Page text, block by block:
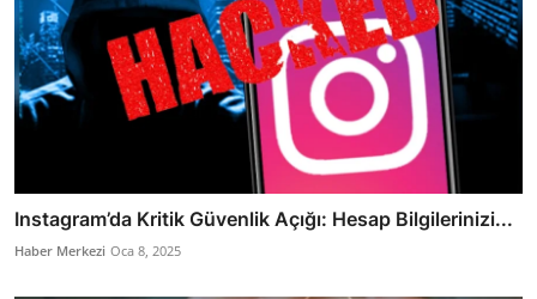
Instagram’da Kritik Güvenlik Açığı: Hesap Bilgilerinizi...
Haber Merkezi Oca 8, 2025